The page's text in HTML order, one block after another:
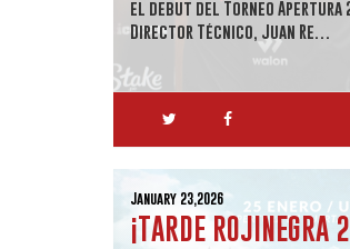
el debut del Torneo Apertura
Director Técnico, Juan Re…
January 23,2026
¡TARDE